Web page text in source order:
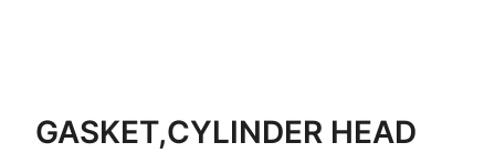
GASKET,CYLINDER HEAD